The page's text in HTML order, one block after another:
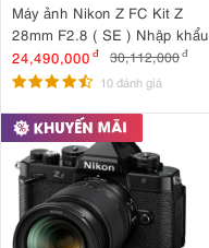
Máy ảnh Nikon Z FC Kit Z
28mm F2.8 ( SE ) Nhập khẩu
24,490,000 đ 30,112,000đ
10 đánh giá